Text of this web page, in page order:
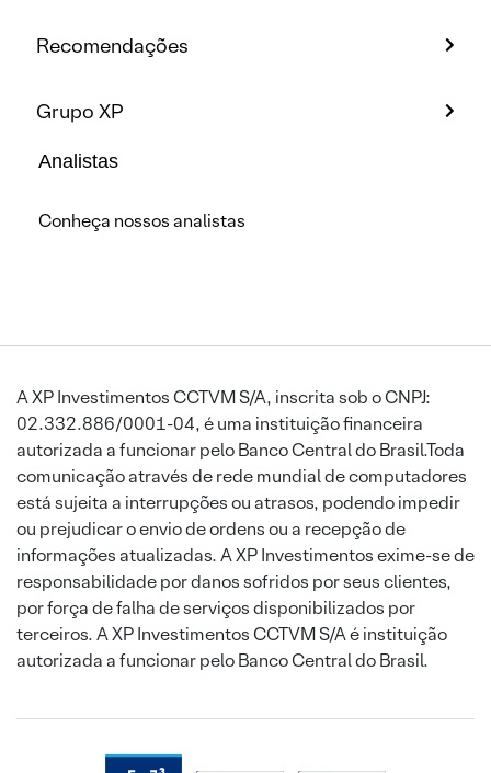
Recomendações
Grupo XP
Analistas
Conheça nossos analistas
A XP Investimentos CCTVM S/A, inscrita sob o CNPJ:
02.332.886/0001-04, é uma instituição financeira
autorizada a funcionar pelo Banco Central do Brasil.Toda
comunicação através de rede mundial de computadores
está sujeita a interrupções ou atrasos, podendo impedir
ou prejudicar o envio de ordens ou a recepção de
informações atualizadas. A XP Investimentos exime-se de
responsabilidade por danos sofridos por seus clientes,
por força de falha de serviços disponibilizados por
terceiros. A XP Investimentos CCTVM S/A é instituição
autorizada a funcionar pelo Banco Central do Brasil.